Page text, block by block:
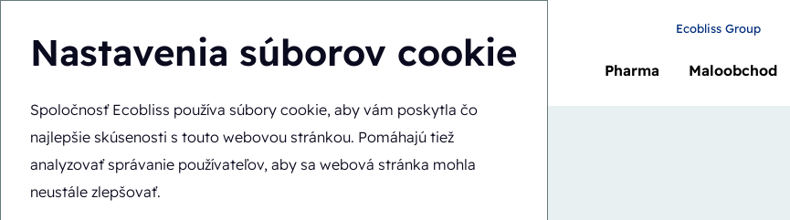
Nastavenia súborov cookie
Spoločnosť Ecobliss používa súbory cookie, aby vám poskytla čo
najlepšie skúsenosti s touto webovou stránkou. Pomáhajú tiež
analyzovať správanie používateľov, aby sa webová stránka mohla
neustále zlepšovať.
Pharma Maloobchod
Ecobliss Group
Nachádzate sa tu: Domov > Baliace stroje > ERB/PH6-1418-CS
PoloautomatickýRotačný
ERB/PH6-1418-CS